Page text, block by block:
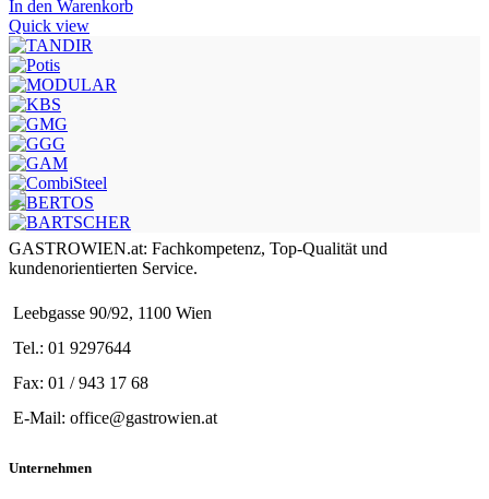
In den Warenkorb
Quick view
GASTROWIEN.at: Fachkompetenz, Top-Qualität und
kundenorientierten Service.
Leebgasse 90/92, 1100 Wien
Tel.: 01 9297644
Fax: 01 / 943 17 68
E-Mail: office@gastrowien.at
Unternehmen